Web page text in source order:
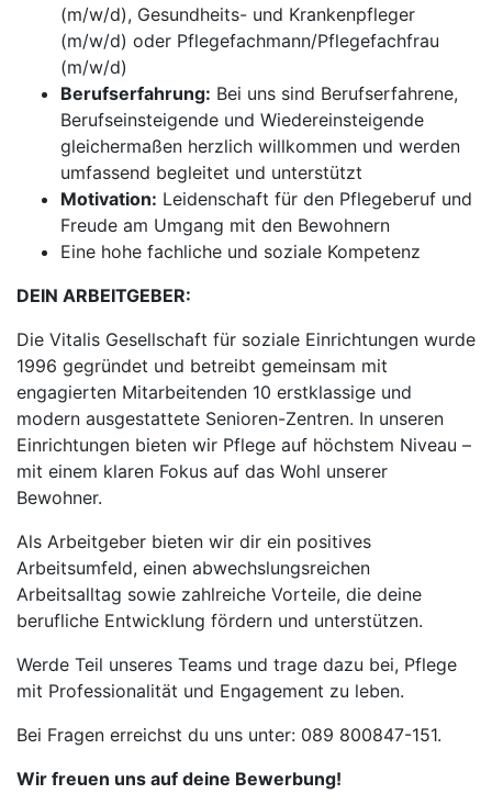
(m/w/d), Gesundheits- und Krankenpfleger
(m/w/d) oder Pflegefachmann/Pflegefachfrau
(m/w/d)
Berufserfahrung: Bei uns sind Berufserfahrene,
Berufseinsteigende und Wiedereinsteigende
gleichermaßen herzlich willkommen und werden
umfassend begleitet und unterstützt
Motivation: Leidenschaft für den Pflegeberuf und
Freude am Umgang mit den Bewohnern
Eine hohe fachliche und soziale Kompetenz
DEIN ARBEITGEBER:
Die Vitalis Gesellschaft für soziale Einrichtungen wurde
1996 gegründet und betreibt gemeinsam mit
engagierten Mitarbeitenden 10 erstklassige und
modern ausgestattete Senioren-Zentren. In unseren
Einrichtungen bieten wir Pflege auf höchstem Niveau –
mit einem klaren Fokus auf das Wohl unserer
Bewohner.
Als Arbeitgeber bieten wir dir ein positives
Arbeitsumfeld, einen abwechslungsreichen
Arbeitsalltag sowie zahlreiche Vorteile, die deine
berufliche Entwicklung fördern und unterstützen.
Werde Teil unseres Teams und trage dazu bei, Pflege
mit Professionalität und Engagement zu leben.
Bei Fragen erreichst du uns unter: 089 800847-151.
Wir freuen uns auf deine Bewerbung!